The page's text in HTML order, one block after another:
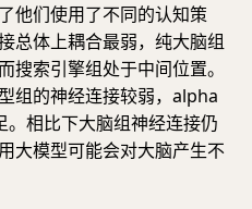
他们使用了不同的认知策
总体上耦合最弱，纯大脑组
搜索引擎组处于中间位置。
组的神经连接较弱，alpha
相比下大脑组神经连接仍
大模型可能会对大脑产生不